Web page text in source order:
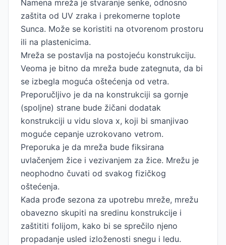
Namena mreža je stvaranje senke, odnosno
zaštita od UV zraka i prekomerne toplote
Sunca. Može se koristiti na otvorenom prostoru
ili na plastenicima.
Mreža se postavlja na postojeću konstrukciju.
Veoma je bitno da mreža bude zategnuta, da bi
se izbegla moguća oštećenja od vetra.
Preporučljivo je da na konstrukciji sa gornje
(spoljne) strane bude žičani dodatak
konstrukciji u vidu slova x, koji bi smanjivao
moguće cepanje uzrokovano vetrom.
Preporuka je da mreža bude fiksirana
uvlačenjem žice i vezivanjem za žice. Mrežu je
neophodno čuvati od svakog fizičkog
oštećenja.
Kada prođe sezona za upotrebu mreže, mrežu
obavezno skupiti na sredinu konstrukcije i
zaštititi folijom, kako bi se sprečilo njeno
propadanje usled izloženosti snegu i ledu.